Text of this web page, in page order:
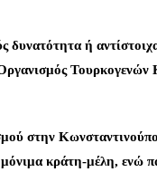
ή
στην
κράτη-μέλη, ενώ